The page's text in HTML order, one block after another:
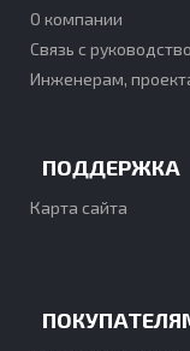
О компании
Связь с
Инженерам,
ПОДДЕРЖКА
Карта сайта